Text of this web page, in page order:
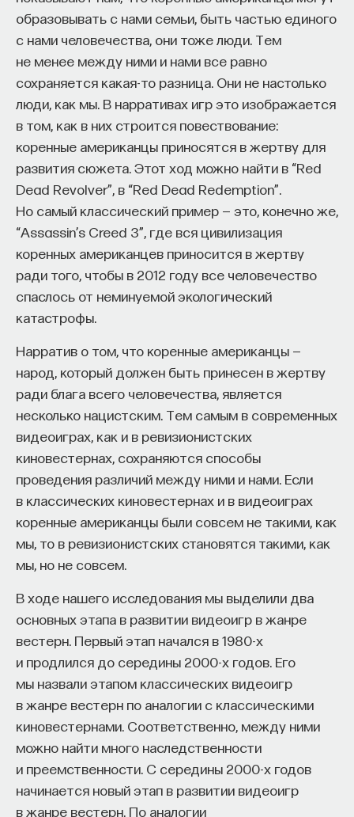
образовывать с нами семьи, быть частью единого
с нами человечества, они тоже люди. Тем
не менее между ними и нами все равно
сохраняется какая-то разница. Они не настолько
люди, как мы. В нарративах игр это изображается
в том, как в них строится повествование:
коренные американцы приносятся в жертву для
развития сюжета. Этот ход можно найти в “Red
Dead Revolver”, в “Red Dead Redemption”.
Но самый классический пример — это, конечно же,
“Assassin’s Creed 3”, где вся цивилизация
коренных американцев приносится в жертву
ради того, чтобы в 2012 году все человечество
спаслось от неминуемой экологический
катастрофы.
Нарратив о том, что коренные американцы —
народ, который должен быть принесен в жертву
ради блага всего человечества, является
несколько нацистским. Тем самым в современных
видеоиграх, как и в ревизионистских
киновестернах, сохраняются способы
проведения различий между ними и нами. Если
в классических киновестернах и в видеоиграх
коренные американцы были совсем не такими, как
мы, то в ревизионистских становятся такими, как
мы, но не совсем.
В ходе нашего исследования мы выделили два
основных этапа в развитии видеоигр в жанре
вестерн. Первый этап начался в 1980-х
и продлился до середины 2000-х годов. Его
мы назвали этапом классических видеоигр
в жанре вестерн по аналогии с классическими
киновестернами. Соответственно, между ними
можно найти много наследственности
и преемственности. С середины 2000-х годов
начинается новый этап в развитии видеоигр
в жанре вестерн. По аналогии